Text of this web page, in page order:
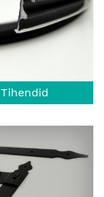
Tihendid